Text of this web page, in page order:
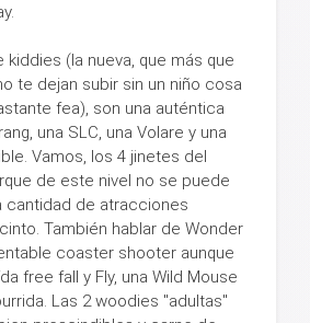
kiddies (la nueva, que más que
te dejan subir sin un niño cosa
fea), son una auténtica
una SLC, una Volare y una
Vamos, los 4 jinetes del
de este nivel no se puede
cantidad de atracciones
También hablar de Wonder
coaster shooter aunque
free fall y Fly, una Wild Mouse
Las 2 woodies "adultas"